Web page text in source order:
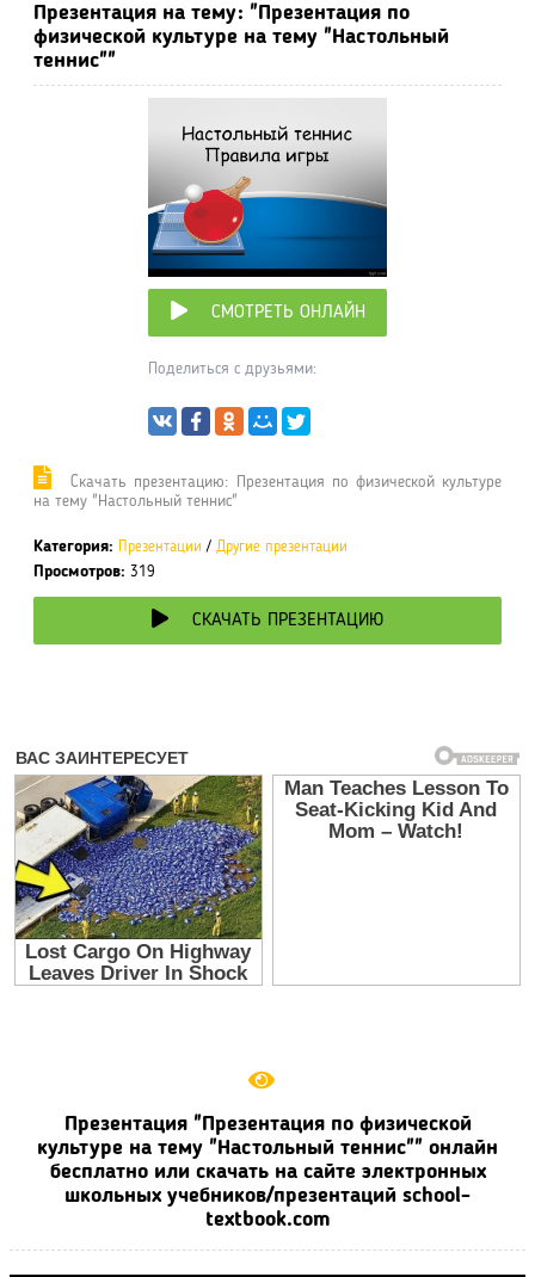
Презентация на тему: "Презентация по
физической культуре на тему "Настольный
теннис""
СМОТРЕТЬ ОНЛАЙН
Поделиться с друзьями:
Cкачать презентацию: Презентация по физической культуре
на тему "Настольный теннис"
Категория: Презентации / Другие презентации
Просмотров: 319
СКАЧАТЬ ПРЕЗЕНТАЦИЮ
Презентация "Презентация по физической
культуре на тему "Настольный теннис"" онлайн
бесплатно или скачать на сайте электронных
школьных учебников/презентаций school-
textbook.com